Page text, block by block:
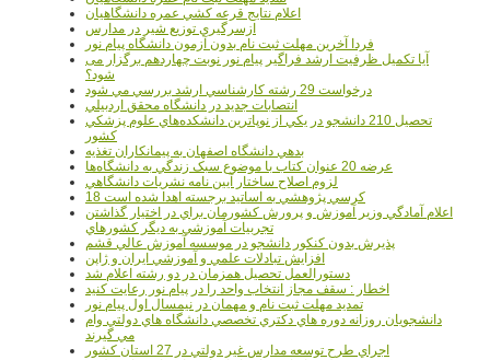
اعلام نتايج قرعه کشي عمره دانشگاهيان
ازسرگيري توزيع شير در مدارس
فردا آخرین مهلت ثبت نام بدون آزمون دانشگاه پیام نور
آیا تکمیل ظرفیت ارشد فراگیر پیام نور نوبت چهاردهم برگزار می
شود؟
درخواست 29 رشته کارشناسي ارشد بررسي مي شود
انتصابات جديد در دانشگاه محقق اردبيلي
تحصيل 210 دانشجو در يکي از نوپاترين دانشکده‌هاي علوم پزشکي
کشور
بدهي دانشگاه اصفهان به پيمانکاران تغذيه
عرضه 20 عنوان کتاب با موضوع سبک زندگي به دانشگاه‌ها
لزوم اصلاح ساختار آيين نامه نشريات دانشگاهي
18 کرسي پژوهشي به اساتيد برجسته اهدا شده است
اعلام آمادگي وزير آموزش و پرورش کشورمان براي در اختيار گذاشتن
تجربيات آموزشي به ديگر کشورهاي
پذيرش بدون کنکور دانشجو در موسسه آموزش عالي قشم
افزايش تبادلات علمي و آموزشي ايران و ژاپن
دستورالعمل تحصیل همزمان در دو رشته اعلام شد
اخطار : سقف مجاز انتخاب واحد را در پیام نور رعایت کنید
تمدید مهلت ثبت نام و مهمان در نیمسال اول پیام نور
دانشجويان روزانه دوره هاي دكتري تخصصي دانشگاه هاي دولتي وام
مي گيرند
اجراي طرح توسعه مدارس غير دولتي در 27 استان کشور